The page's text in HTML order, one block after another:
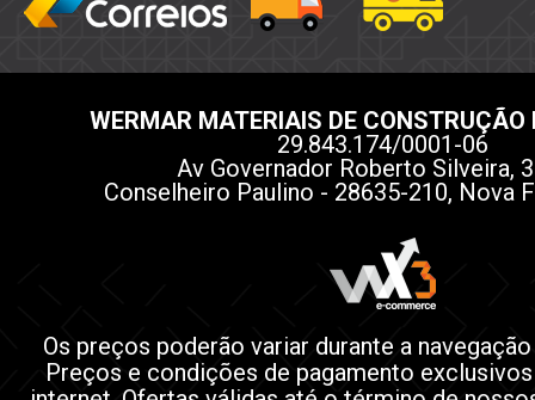
WERMAR MATERIAIS DE CONSTRUÇÃO
29.843.174/0001-06
Av Governador Roberto Silveira,
Conselheiro Paulino - 28635-210, Nova
Os preços poderão variar durante a
Preços e condições de pagamento